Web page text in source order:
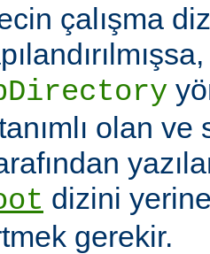
çalışma
olan ve
dizini
gerekir.